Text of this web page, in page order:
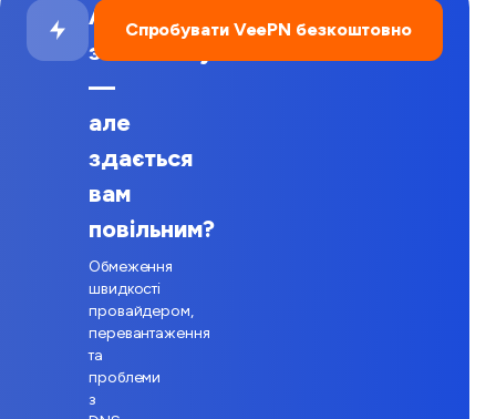
ADP
завантажується
—
але
здається
вам
повільним?
Обмеження
швидкості
провайдером,
перевантаження
та
проблеми
з
Спробувати VeePN безкоштовно